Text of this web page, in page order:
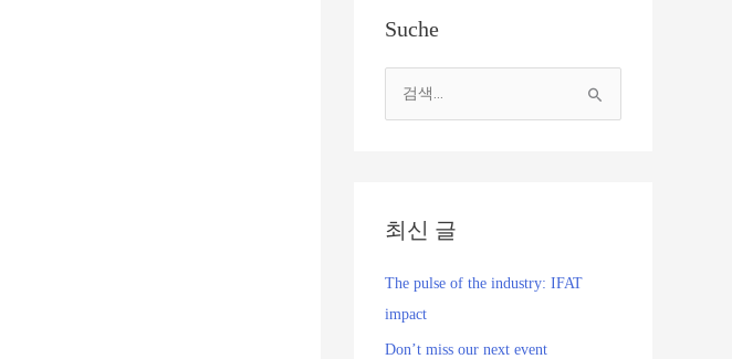
Suche
최신 글
The pulse of the industry: IFAT
impact
Don’t miss our next event